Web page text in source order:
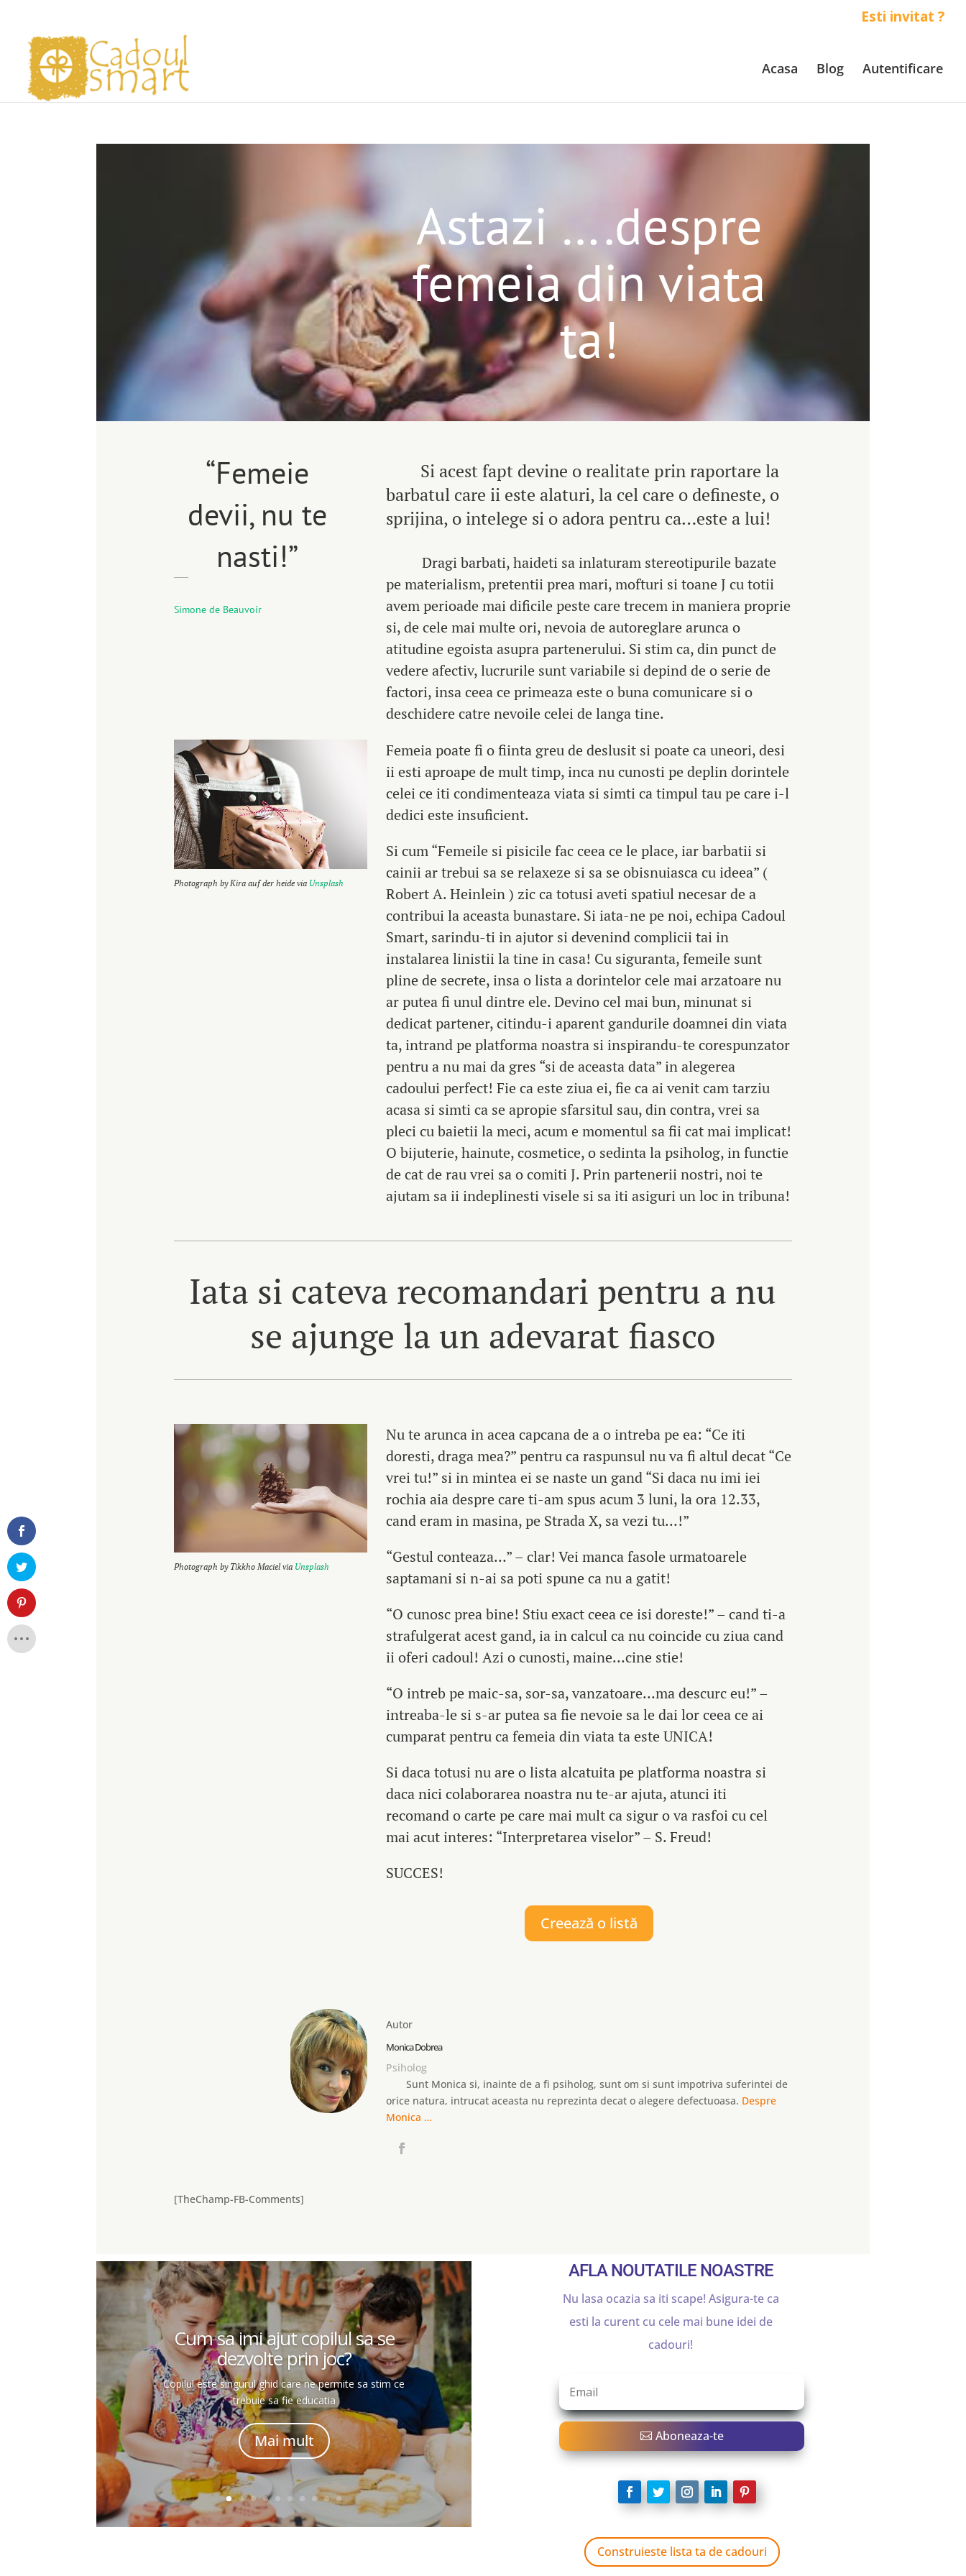
Esti invitat ?
Acasa Blog Autentificare
Astazi ….despre
femeia din viata
ta!
“Femeie
devii, nu te
nasti!”
Simone de Beauvoir
Si acest fapt devine o realitate prin raportare la
barbatul care ii este alaturi, la cel care o defineste, o
sprijina, o intelege si o adora pentru ca…este a lui!
Dragi barbati, haideti sa inlaturam stereotipurile bazate
pe materialism, pretentii prea mari, mofturi si toaneJ cu totii
avem perioade mai dificile peste care trecem in maniera proprie
si, de cele mai multe ori, nevoia de autoreglare arunca o
atitudine egoista asupra partenerului. Si stim ca, din punct de
vedere afectiv, lucrurile sunt variabile si depind de o serie de
factori, insa ceea ce primeaza este o buna comunicare si o
deschidere catre nevoile celei de langa tine.
Photograph by Kira auf der heide via Unsplash
Femeia poate fi o fiinta greu de deslusit si poate ca uneori, desi
ii esti aproape de mult timp, inca nu cunosti pe deplin dorintele
celei ce iti condimenteaza viata si simti ca timpul tau pe care i-l
dedici este insuficient.
Si cum “Femeile si pisicile fac ceea ce le place, iar barbatii si
cainii ar trebui sa se relaxeze si sa se obisnuiasca cu ideea” (
Robert A. Heinlein ) zic ca totusi aveti spatiul necesar de a
contribui la aceasta bunastare. Si iata-ne pe noi, echipa Cadoul
Smart, sarindu-ti in ajutor si devenind complicii tai in
instalarea linistii la tine in casa! Cu siguranta, femeile sunt
pline de secrete, insa o lista a dorintelor cele mai arzatoare nu
ar putea fi unul dintre ele. Devino cel mai bun, minunat si
dedicat partener, citindu-i aparent gandurile doamnei din viata
ta, intrand pe platforma noastra si inspirandu-te corespunzator
pentru a nu mai da gres “si de aceasta data” in alegerea
cadoului perfect! Fie ca este ziua ei, fie ca ai venit cam tarziu
acasa si simti ca se apropie sfarsitul sau, din contra, vrei sa
pleci cu baietii la meci, acum e momentul sa fii cat mai implicat!
O bijuterie, hainute, cosmetice, o sedinta la psiholog, in functie
de cat de rau vrei sa o comiti J. Prin partenerii nostri, noi te
ajutam sa ii indeplinesti visele si sa iti asiguri un loc in tribuna!
Iata si cateva recomandari pentru a nu
se ajunge la un adevarat fiasco
Photograph by Tikkho Maciel via Unsplash
Nu te arunca in acea capcana de a o intreba pe ea: “Ce iti
doresti, draga mea?” pentru ca raspunsul nu va fi altul decat “Ce
vrei tu!” si in mintea ei se naste un gand “Si daca nu imi iei
rochia aia despre care ti-am spus acum 3 luni, la ora 12.33,
cand eram in masina, pe Strada X, sa vezi tu…!”
“Gestul conteaza…” – clar! Vei manca fasole urmatoarele
saptamani si n-ai sa poti spune ca nu a gatit!
“O cunosc prea bine! Stiu exact ceea ce isi doreste!” – cand ti-a
strafulgerat acest gand, ia in calcul ca nu coincide cu ziua cand
ii oferi cadoul! Azi o cunosti, maine…cine stie!
“O intreb pe maic-sa, sor-sa, vanzatoare…ma descurc eu!” –
intreaba-le si s-ar putea sa fie nevoie sa le dai lor ceea ce ai
cumparat pentru ca femeia din viata ta este UNICA!
Si daca totusi nu are o lista alcatuita pe platforma noastra si
daca nici colaborarea noastra nu te-ar ajuta, atunci iti
recomand o carte pe care mai mult ca sigur o va rasfoi cu cel
mai acut interes: “Interpretarea viselor” – S. Freud!
SUCCES!
Creează o listă
Autor
Monica Dobrea
Psiholog
Sunt Monica si, inainte de a fi psiholog, sunt om si sunt impotriva suferintei de
orice natura, intrucat aceasta nu reprezinta decat o alegere defectuoasa. Despre
Monica …
[TheChamp-FB-Comments]
Cum sa imi ajut copilul sa se
dezvolte prin joc?
Copilul este singurul ghid care ne permite sa stim ce
trebuie sa fie educatia
Mai mult
AFLA NOUTATILE NOASTRE
Nu lasa ocazia sa iti scape! Asigura-te ca
esti la curent cu cele mai bune idei de
cadouri!
Aboneaza-te
Construieste lista ta de cadouri